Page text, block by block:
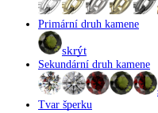
Primární druh kamene
skrýt
Sekundární druh kamene
Tvar šperku